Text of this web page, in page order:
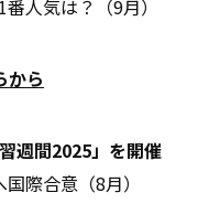
人気は？（9月）
から
週間2025」を開催
際合意（8月）